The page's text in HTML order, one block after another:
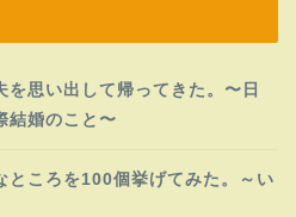
を思い出して帰ってきた。〜日
結婚のこと〜
ところを100個挙げてみた。～い